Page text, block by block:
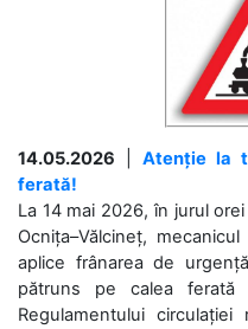
14.05.2026
Atenție la
ferată!
La 14 mai 2026, în jurul
Ocnița–Vălcineț,
aplice frânarea de
pătruns pe calea ferată
Regulamentului